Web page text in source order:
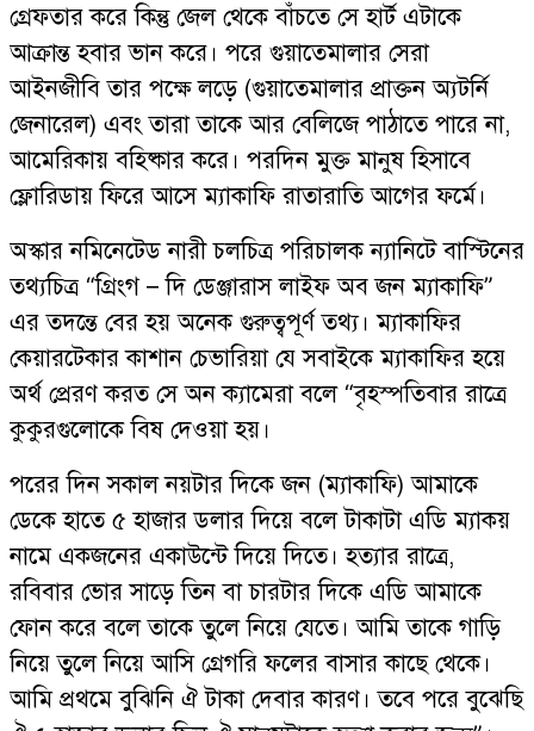
গ্রেফতার করে কিন্তু জেল থেকে বাঁচতে সে হার্ট এটাকে
আক্রান্ত হবার ভান করে। পরে গুয়াতেমালার সেরা
আইনজীবি তার পক্ষে লড়ে (গুয়াতেমালার প্রাক্তন অ্যটর্নি
জেনারেল) এবং তারা তাকে আর বেলিজে পাঠাতে পারে না,
আমেরিকায় বহিষ্কার করে। পরদিন মুক্ত মানুষ হিসাবে
ফ্লোরিডায় ফিরে আসে ম্যাকাফি রাতারাতি আগের ফর্মে।
অস্কার নমিনেটেড নারী চলচিত্র পরিচালক ন্যানিটে বাস্টিনের
তথ্যচিত্র “গ্রিংগ – দি ডেঞ্জারাস লাইফ অব জন ম্যাকাফি”
এর তদন্তে বের হয় অনেক গুরুত্বপূর্ণ তথ্য। ম্যাকাফির
কেয়ারটেকার কাশান চেভারিয়া যে সবাইকে ম্যাকাফির হয়ে
অর্থ প্রেরণ করত সে অন ক্যামেরা বলে “বৃহস্পতিবার রাত্রে
কুকুরগুলোকে বিষ দেওয়া হয়।
পরের দিন সকাল নয়টার দিকে জন (ম্যাকাফি) আমাকে
ডেকে হাতে ৫ হাজার ডলার দিয়ে বলে টাকাটা এডি ম্যাকয়
নামে একজনের একাউন্টে দিয়ে দিতে। হত্যার রাত্রে,
রবিবার ভোর সাড়ে তিন বা চারটার দিকে এডি আমাকে
ফোন করে বলে তাকে তুলে নিয়ে যেতে। আমি তাকে গাড়ি
নিয়ে তুলে নিয়ে আসি গ্রেগরি ফলের বাসার কাছে থেকে।
আমি প্রথমে বুঝিনি ঐ টাকা দেবার কারণ। তবে পরে বুঝেছি